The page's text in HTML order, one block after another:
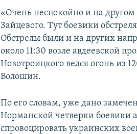
«Очень неспокойно и на
Зайцевого. Тут боевики
Обстрелы были и на других
около 11:30 возле авдеевской
Новотроицкого велся огонь из
Волошин.
По его словам, уже дано
Норманской четверки боевики
спровоцировать украинских